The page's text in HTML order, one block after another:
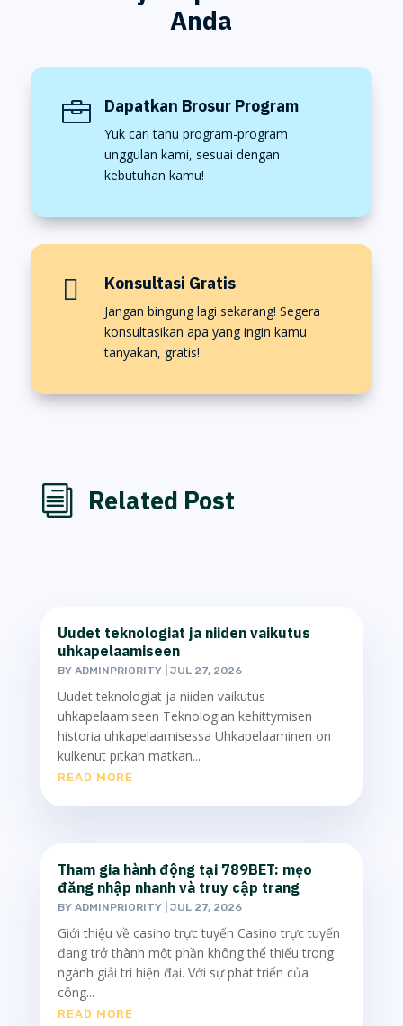
Anda
 Dapatkan Brosur Program
Yuk cari tahu program-program
unggulan kami, sesuai dengan
kebutuhan kamu!
 Konsultasi Gratis
Jangan bingung lagi sekarang! Segera
konsultasikan apa yang ingin kamu
tanyakan, gratis!
i Related Post
Uudet teknologiat ja niiden vaikutus
uhkapelaamiseen
BY ADMINPRIORITY| JUL 27, 2026
Uudet teknologiat ja niiden vaikutus
uhkapelaamiseen Teknologian kehittymisen
historia uhkapelaamisessa Uhkapelaaminen on
kulkenut pitkän matkan...
READ MORE
Tham gia hành động tại 789BET: mẹo
đăng nhập nhanh và truy cập trang
BY ADMINPRIORITY| JUL 27, 2026
Giới thiệu về casino trực tuyến Casino trực tuyến
đang trở thành một phần không thể thiếu trong
ngành giải trí hiện đại. Với sự phát triển của
công...
READ MORE